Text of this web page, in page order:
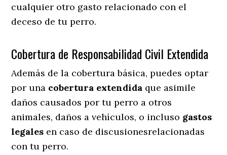
cualquier otro gasto relacionado con el
deceso de tu perro.
Cobertura de Responsabilidad Civil Extendida
Además de la cobertura básica, puedes optar
por una cobertura extendida que asimile
daños causados por tu perro a otros
animales, daños a vehículos, o incluso gastos
legales en caso de discusionesrelacionadas
con tu perro.